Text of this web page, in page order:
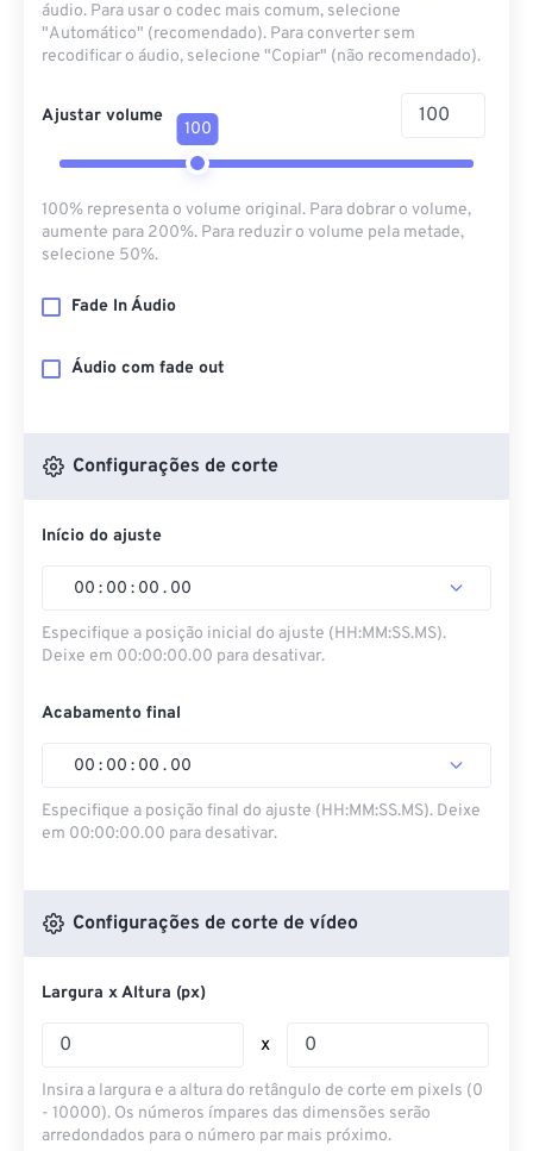
áudio. Para usar o codec mais comum, selecione
"Automático" (recomendado). Para converter sem
recodificar o áudio, selecione "Copiar" (não recomendado).
Ajustar volume
100
100% representa o volume original. Para dobrar o volume,
aumente para 200%. Para reduzir o volume pela metade,
selecione 50%.
Fade In Áudio
Áudio com fade out
Configurações de corte
Início do ajuste
00 : 00 : 00 . 00
Especifique a posição inicial do ajuste (HH:MM:SS.MS).
Deixe em 00:00:00.00 para desativar.
Acabamento final
00 : 00 : 00 . 00
Especifique a posição final do ajuste (HH:MM:SS.MS). Deixe
em 00:00:00.00 para desativar.
Configurações de corte de vídeo
Largura x Altura (px)
x
Insira a largura e a altura do retângulo de corte em pixels (0
- 10000). Os números ímpares das dimensões serão
arredondados para o número par mais próximo.